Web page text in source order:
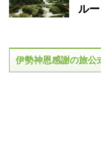
ル
伊勢神恩感謝の旅